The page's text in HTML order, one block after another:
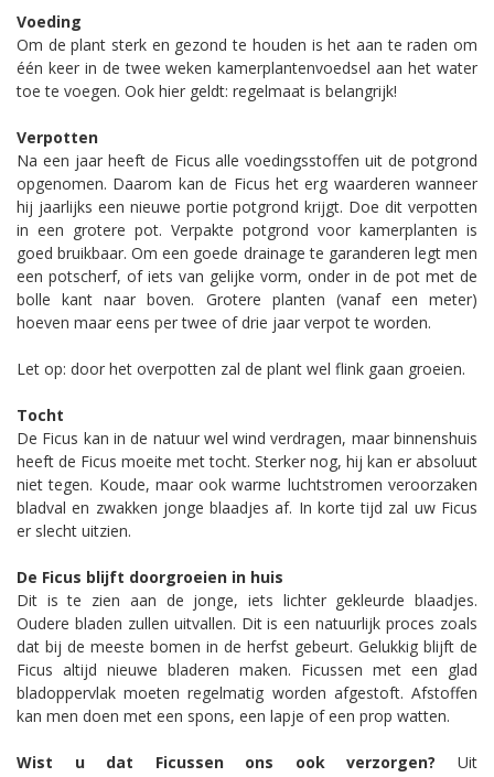
Voeding
Om de plant sterk en gezond te houden is het aan te raden om
één keer in de twee weken kamerplantenvoedsel aan het water
toe te voegen. Ook hier geldt: regelmaat is belangrijk!
Verpotten
Na een jaar heeft de Ficus alle voedingsstoffen uit de potgrond
opgenomen. Daarom kan de Ficus het erg waarderen wanneer
hij jaarlijks een nieuwe portie potgrond krijgt. Doe dit verpotten
in een grotere pot. Verpakte potgrond voor kamerplanten is
goed bruikbaar. Om een goede drainage te garanderen legt men
een potscherf, of iets van gelijke vorm, onder in de pot met de
bolle kant naar boven. Grotere planten (vanaf een meter)
hoeven maar eens per twee of drie jaar verpot te worden.
Let op: door het overpotten zal de plant wel flink gaan groeien.
Tocht
De Ficus kan in de natuur wel wind verdragen, maar binnenshuis
heeft de Ficus moeite met tocht. Sterker nog, hij kan er absoluut
niet tegen. Koude, maar ook warme luchtstromen veroorzaken
bladval en zwakken jonge blaadjes af. In korte tijd zal uw Ficus
er slecht uitzien.
De Ficus blijft doorgroeien in huis
Dit is te zien aan de jonge, iets lichter gekleurde blaadjes.
Oudere bladen zullen uitvallen. Dit is een natuurlijk proces zoals
dat bij de meeste bomen in de herfst gebeurt. Gelukkig blijft de
Ficus altijd nieuwe bladeren maken. Ficussen met een glad
bladoppervlak moeten regelmatig worden afgestoft. Afstoffen
kan men doen met een spons, een lapje of een prop watten.
Wist u dat Ficussen ons ook verzorgen? Uit